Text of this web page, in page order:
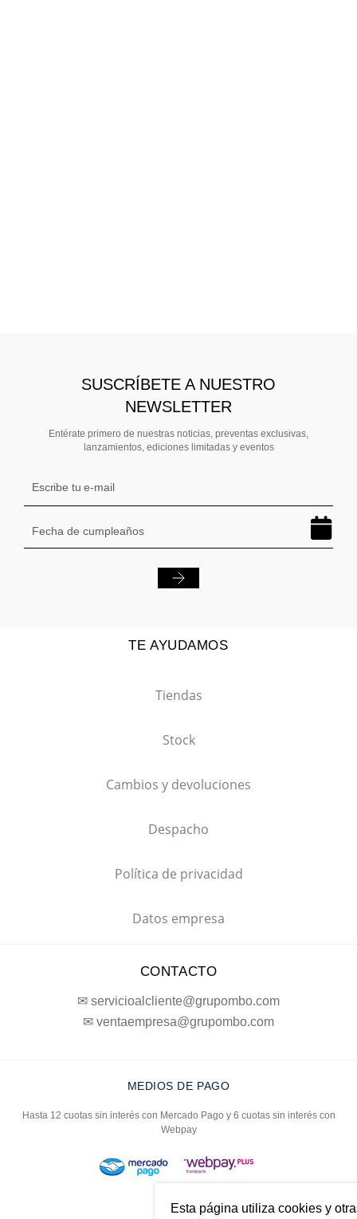
SUSCRÍBETE A NUESTRO
NEWSLETTER
Entérate primero de nuestras noticias, preventas exclusivas,
lanzamientos, ediciones limitadas y eventos
TE AYUDAMOS
Tiendas
Stock
Cambios y devoluciones
Despacho
Política de privacidad
Datos empresa
CONTACTO
✉ servicioalcliente@grupombo.com
✉ ventaempresa@grupombo.com
MEDIOS DE PAGO
Hasta 12 cuotas sin interés con Mercado Pago y 6 cuotas sin interés con
Webpay
Esta página utiliza cookies y